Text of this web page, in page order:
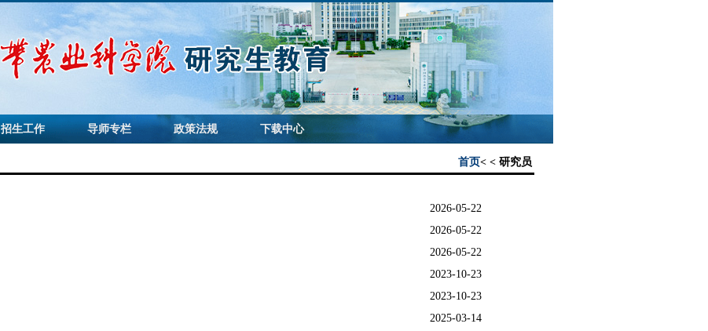
招生工作 导师专栏 政策法规 下载中心
首页< < 研究员
2026-05-22
2026-05-22
2026-05-22
2023-10-23
2023-10-23
2025-03-14